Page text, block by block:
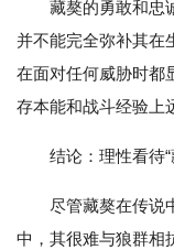
藏獒的勇敢和忠诚
并不能完全弥补其在
在面对任何威胁时都
存本能和战斗经验上
结论：理性看待
尽管藏獒在传说
中，其很难与狼群相